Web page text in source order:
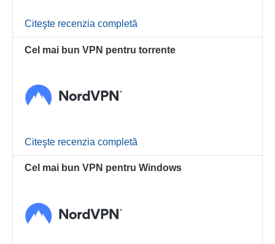
Citeşte recenzia completă
Cel mai bun VPN pentru torrente
Citeşte recenzia completă
Cel mai bun VPN pentru Windows